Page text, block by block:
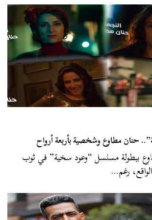
حنان مطاوع وشخصية بأربعة أرواح
ببطولة مسلسل “وعود سخية” في ثوب
رغم…